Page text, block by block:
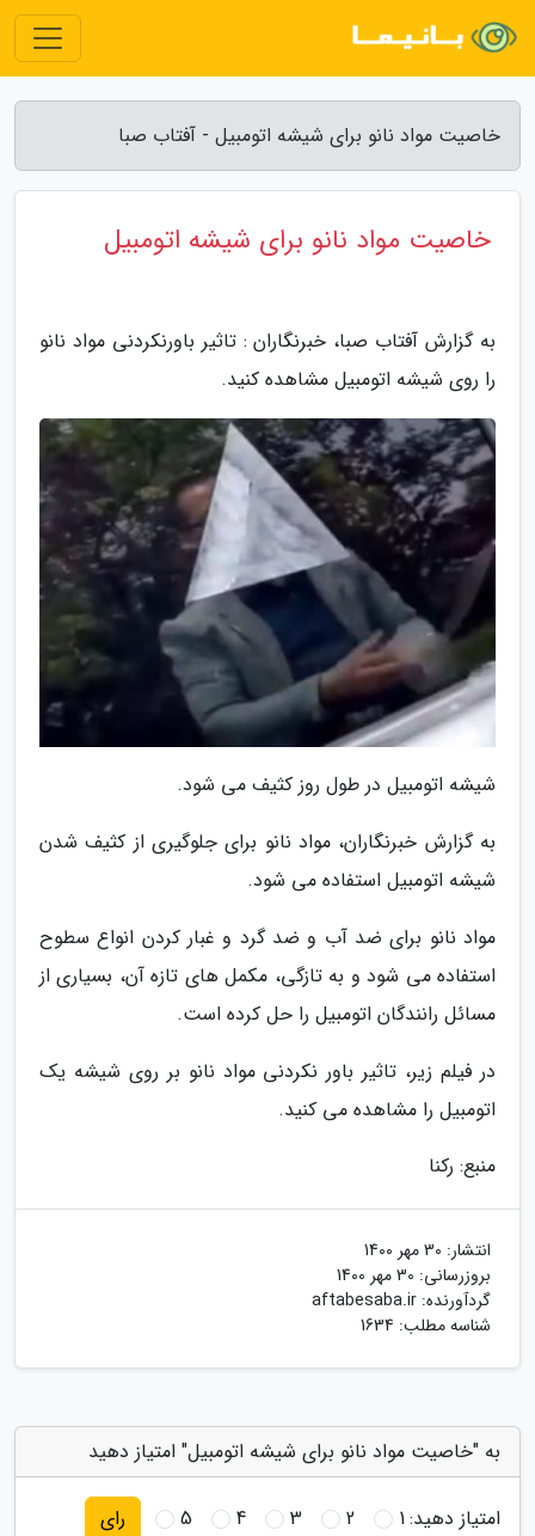
خاصیت مواد نانو برای شیشه اتومبیل - آفتاب صبا
خاصیت مواد نانو برای شیشه اتومبیل
به گزارش آفتاب صبا، خبرنگاران : تاثیر باورنکردنی مواد نانو
را روی شیشه اتومبیل مشاهده کنید.
شیشه اتومبیل در طول روز کثیف می شود.
به گزارش خبرنگاران، مواد نانو برای جلوگیری از کثیف شدن
شیشه اتومبیل استفاده می شود.
مواد نانو برای ضد آب و ضد گرد و غبار کردن انواع سطوح
استفاده می شود و به تازگی، مکمل های تازه آن، بسیاری از
مسائل رانندگان اتومبیل را حل کرده است.
در فیلم زیر، تاثیر باور نکردنی مواد نانو بر روی شیشه یک
اتومبیل را مشاهده می کنید.
منبع: رکنا
انتشار: 30 مهر 1400
بروزرسانی: 30 مهر 1400
گردآورنده: aftabesaba.ir
شناسه مطلب: 1634
به "خاصیت مواد نانو برای شیشه اتومبیل" امتیاز دهید
امتیاز دهید:1
2
3
4
5 رای